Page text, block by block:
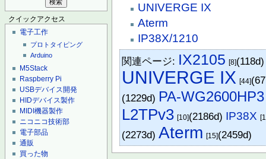
クイックアクセス
電子工作
プロトタイピング
Arduino
M5Stack
Raspberry Pi
USBデバイス開発
HIDデバイス製作
MIDI機器製作
ニコニコ技術部
電子部品
通販
買った物
UNIVERGE IX
Aterm
IP38X/1210
関連ページ: IX2105 [8]
UNIVERGE IX [44]
(1229d) PA-WG2600HP3
L2TPv3 [10](2186d) IP38X
(2273d)Aterm [15](2459d)